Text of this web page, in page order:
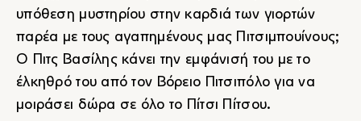
υπόθεση μυστηρίου στην καρδιά των γιορτών
παρέα με τους αγαπημένους μας Πιτσιμπουίνους;
Ο Πιτς Βασίλης κάνει την εμφάνισή του με το
έλκηθρό του από τον Βόρειο Πιτσιπόλο για να
μοιράσει δώρα σε όλο το Πίτσι Πίτσου.